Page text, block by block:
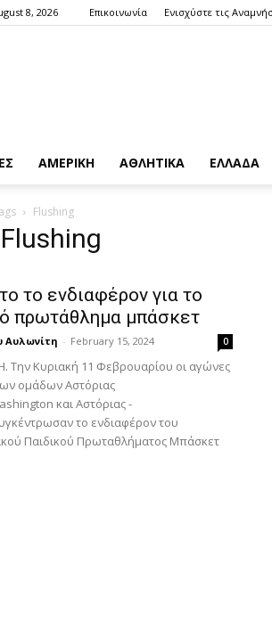
8, 2026 Επικοινωνία Ενισχύστε τις
ΑΜΕΡΙΚΗ ΑΘΛΗΤΙΚΑ ΕΛΛΑΔΑ
Flushing
το ενδιαφέρον για το
πρωτάθλημα μπάσκετ
Αυλωνίτη - February 15, 2024 0
Την Κυριακή 11 Φεβρουαρίου οι αγώνες
ομάδων Αστόριας
και Αστόριας -
το ενδιαφέρον του
Παιδικού Πρωταθλήματος Μπάσκετ